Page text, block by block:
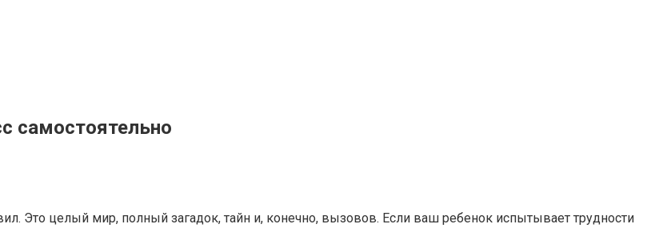
самостоятельно
Это целый мир, полный загадок, тайн и, конечно, вызовов. Если ваш ребенок испытывает трудности